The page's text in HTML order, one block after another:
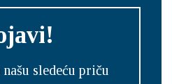
sledeću priču